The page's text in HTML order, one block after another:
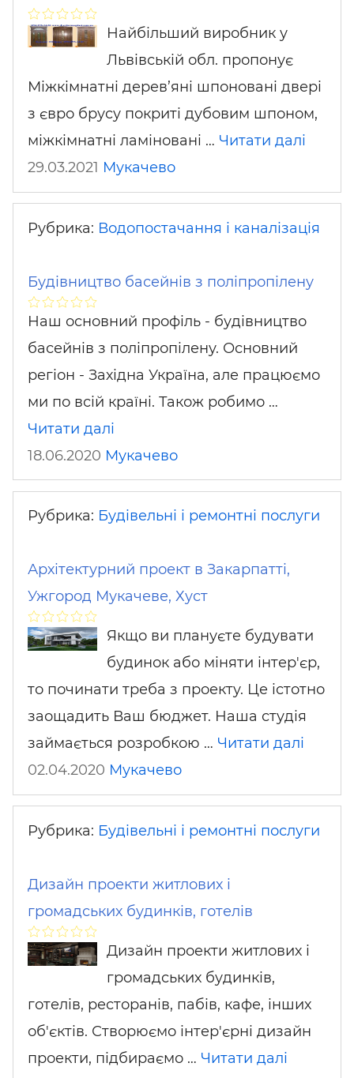
Найбільший виробник у
Львівській обл. пропонує
Міжкімнатні дерев’яні шпоновані двері
з євро брусу покриті дубовим шпоном,
міжкімнатні ламіновані … Читати далі
29.03.2021 Мукачево
Рубрика: Водопостачання і каналізація
Будівництво басейнів з поліпропілену
Наш основний профіль - будівництво
басейнів з поліпропілену. Основний
регіон - Західна Україна, але працюємо
ми по всій країні. Також робимо …
Читати далі
18.06.2020 Мукачево
Рубрика: Будівельні і ремонтні послуги
Архітектурний проект в Закарпатті,
Ужгород Мукачеве, Хуст
Якщо ви плануєте будувати
будинок або міняти інтер'єр,
то починати треба з проекту. Це істотно
заощадить Ваш бюджет. Наша студія
займається розробкою … Читати далі
02.04.2020 Мукачево
Рубрика: Будівельні і ремонтні послуги
Дизайн проекти житлових і
громадських будинків, готелів
Дизайн проекти житлових і
громадських будинків,
готелів, ресторанів, пабів, кафе, інших
об'єктів. Створюємо інтер'єрні дизайн
проекти, підбираємо … Читати далі